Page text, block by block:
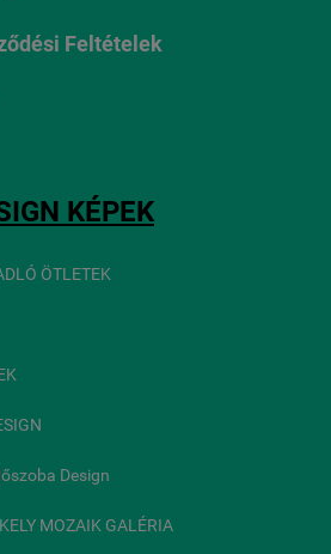
Feltételek
KÉPEK
ÖTLETEK
Design
MOZAIK GALÉRIA